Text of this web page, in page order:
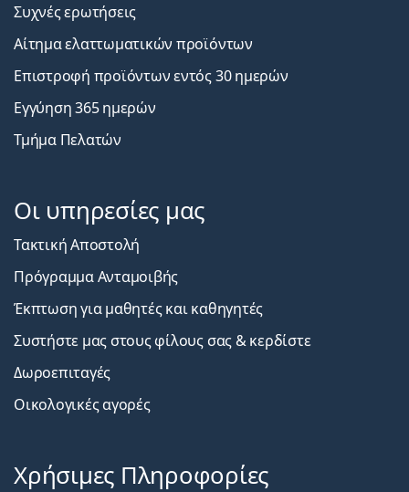
Συχνές ερωτήσεις
Αίτημα ελαττωματικών προϊόντων
Επιστροφή προϊόντων εντός 30 ημερών
Εγγύηση 365 ημερών
Τμήμα Πελατών
Οι υπηρεσίες μας
Τακτική Αποστολή
Πρόγραμμα Ανταμοιβής
Έκπτωση για μαθητές και καθηγητές
Συστήστε μας στους φίλους σας & κερδίστε
Δωροεπιταγές
Οικολογικές αγορές
Χρήσιμες Πληροφορίες